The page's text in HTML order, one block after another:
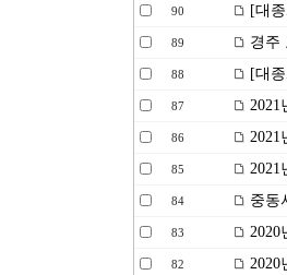
90 [대
89 경주
88 [대
87 2021
86 2021
85 2021
84 중동
83 2020
82 2020